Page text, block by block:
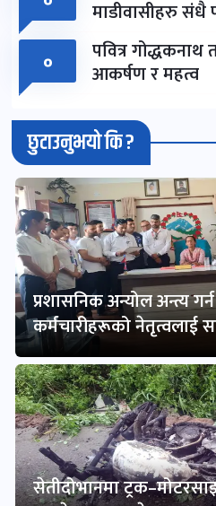
माडीवासीहरु संधै
०
पवित्र
आकर्षण र महत्व
छुटाउनुभयो कि ?
प्रशासनिक अन्योल अन्त्य
कर्मचारीहरूको नेतृत्वलाई
सेतीदोभानमा